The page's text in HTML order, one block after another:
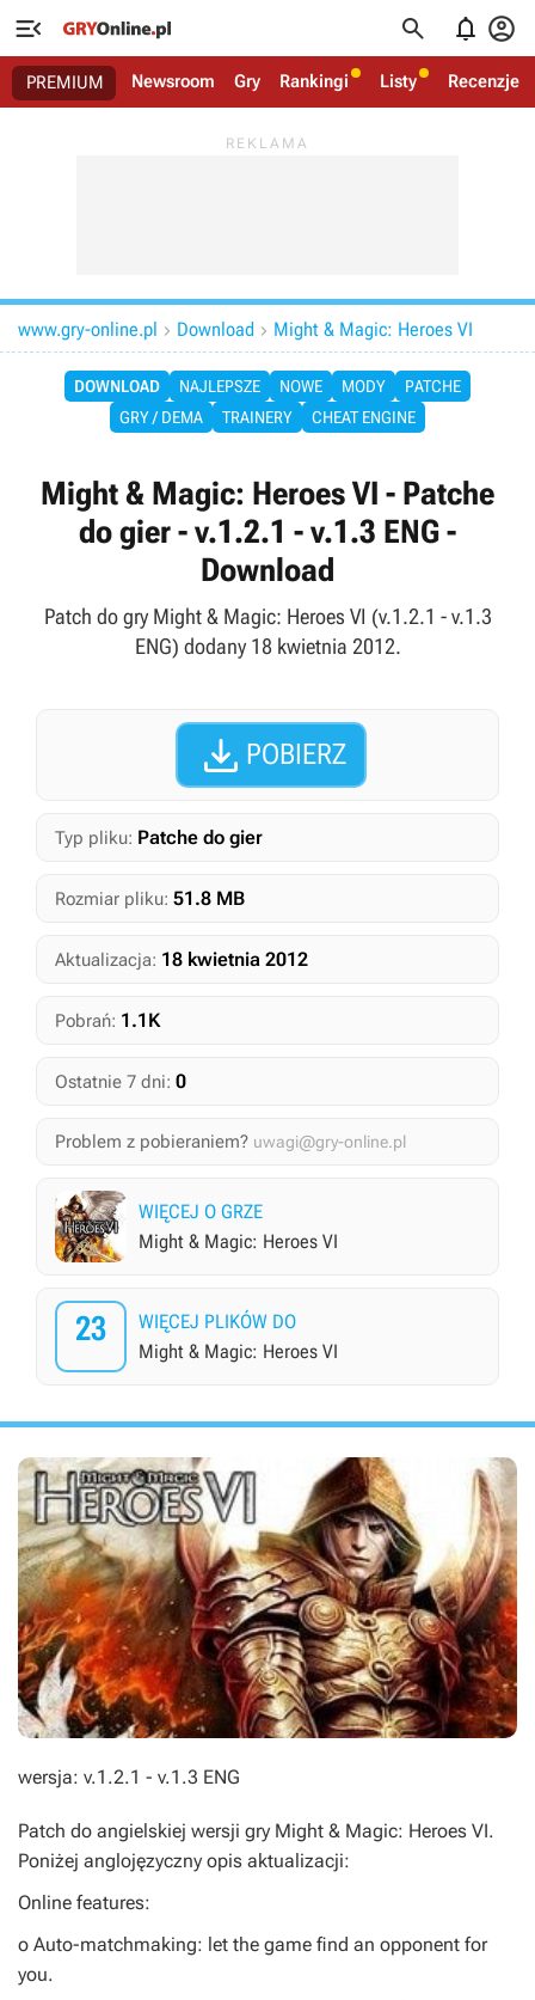
   
PREMIUM Newsroom Gry Rankingi Listy Recenzje
www.gry-online.pl  Download  Might & Magic: Heroes VI
DOWNLOAD NAJLEPSZE NOWE MODY
PATCHE
GRY / DEMA
TRAINERY CHEAT ENGINE
Might & Magic: Heroes VI - Patche
do gier - v.1.2.1 - v.1.3 ENG -
Download
Patch do gry Might & Magic: Heroes VI (v.1.2.1 - v.1.3
ENG) dodany 18 kwietnia 2012.
 POBIERZ
Typ pliku: Patche do gier
Rozmiar pliku: 51.8 MB
Aktualizacja: 18 kwietnia 2012
Pobrań: 1.1K
Ostatnie 7 dni: 0
Problem z pobieraniem? uwagi@gry-online.pl
WIĘCEJ O GRZE
Might & Magic: Heroes VI
23
WIĘCEJ PLIKÓW DO
Might & Magic: Heroes VI
wersja: v.1.2.1 - v.1.3 ENG
Patch do angielskiej wersji gry Might & Magic: Heroes VI.
Poniżej anglojęzyczny opis aktualizacji:
Online features:
o Auto-matchmaking: let the game find an opponent for
you.